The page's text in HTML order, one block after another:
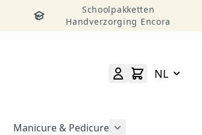
Schoolpakketten
Handverzorging Encora
NL
Manicure & Pedicure